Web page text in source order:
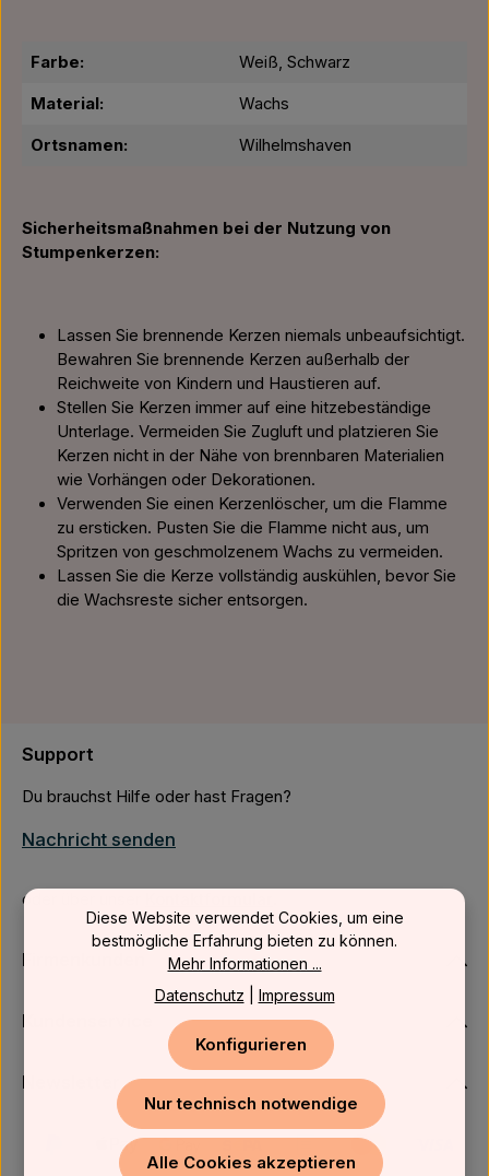
Farbe: Weiß, Schwarz
Material: Wachs
Ortsnamen: Wilhelmshaven
Sicherheitsmaßnahmen bei der Nutzung von
Stumpenkerzen:
Lassen Sie brennende Kerzen niemals unbeaufsichtigt.
Bewahren Sie brennende Kerzen außerhalb der
Reichweite von Kindern und Haustieren auf.
Stellen Sie Kerzen immer auf eine hitzebeständige
Unterlage. Vermeiden Sie Zugluft und platzieren Sie
Kerzen nicht in der Nähe von brennbaren Materialien
wie Vorhängen oder Dekorationen.
Verwenden Sie einen Kerzenlöscher, um die Flamme
zu ersticken. Pusten Sie die Flamme nicht aus, um
Spritzen von geschmolzenem Wachs zu vermeiden.
Lassen Sie die Kerze vollständig auskühlen, bevor Sie
die Wachsreste sicher entsorgen.
Support
Du brauchst Hilfe oder hast Fragen?
Nachricht senden
oder über unser
Firmenkunden
Kundenservice
Newsletter
Diese Website verwendet Cookies, um eine
bestmögliche Erfahrung bieten zu können.
Mehr Informationen ...
Datenschutz
Impressum
Nur technisch notwendige
Konfigurieren
Alle Cookies akzeptieren